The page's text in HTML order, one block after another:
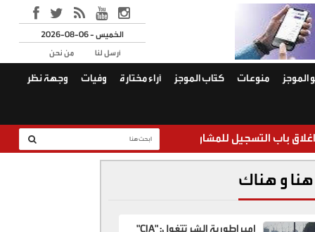
2026-08-06 - الخميس
من نحن
أرسل لنا
الموجز منوعات كتّاب الموجز آراء مختارة وفيات وجهة نظر
للمشاركة في معرض عمان الدولي للكتاب 2026
و هناك
امبراطورية الشر تتغول: "CIA"